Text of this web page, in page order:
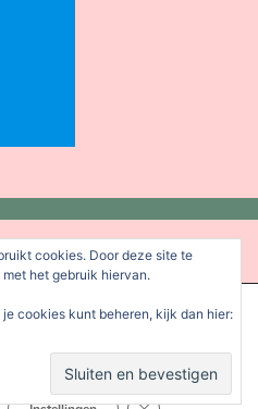
beste ervaring op onze site te
over welke cookies we gebruiken
Sluit AVG/
cookies. Door deze site te
het gebruik hiervan.
cookies kunt beheren, kijk dan hier: